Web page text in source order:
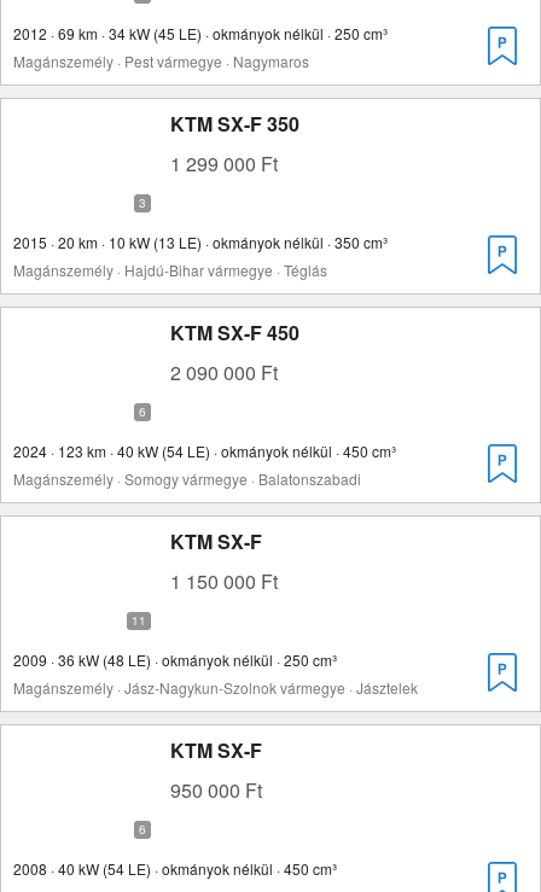
2012 · 69 km · 34 kW (45 LE) · okmányok nélkül · 250 cm³
Magánszemély · Pest vármegye · Nagymaros
KTM SX-F 350
1 299 000 Ft
2015 · 20 km · 10 kW (13 LE) · okmányok nélkül · 350 cm³
Magánszemély · Hajdú-Bihar vármegye · Téglás
KTM SX-F 450
2 090 000 Ft
2024 · 123 km · 40 kW (54 LE) · okmányok nélkül · 450 cm³
Magánszemély · Somogy vármegye · Balatonszabadi
KTM SX-F
1 150 000 Ft
2009 · 36 kW (48 LE) · okmányok nélkül · 250 cm³
Magánszemély · Jász-Nagykun-Szolnok vármegye · Jásztelek
KTM SX-F
950 000 Ft
2008 · 40 kW (54 LE) · okmányok nélkül · 450 cm³